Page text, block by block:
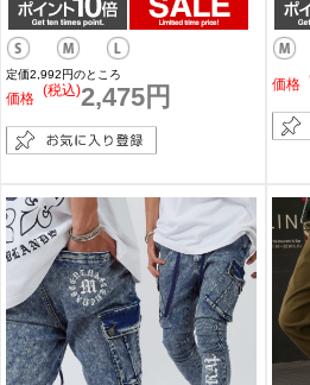
定価2,992円のところ
価格 2,475円
(税込) 価格